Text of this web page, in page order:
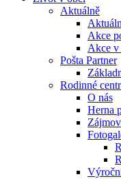
Aktuálně
Akce
Akce
Pošta Partner
Rodinné
O nás
Herna